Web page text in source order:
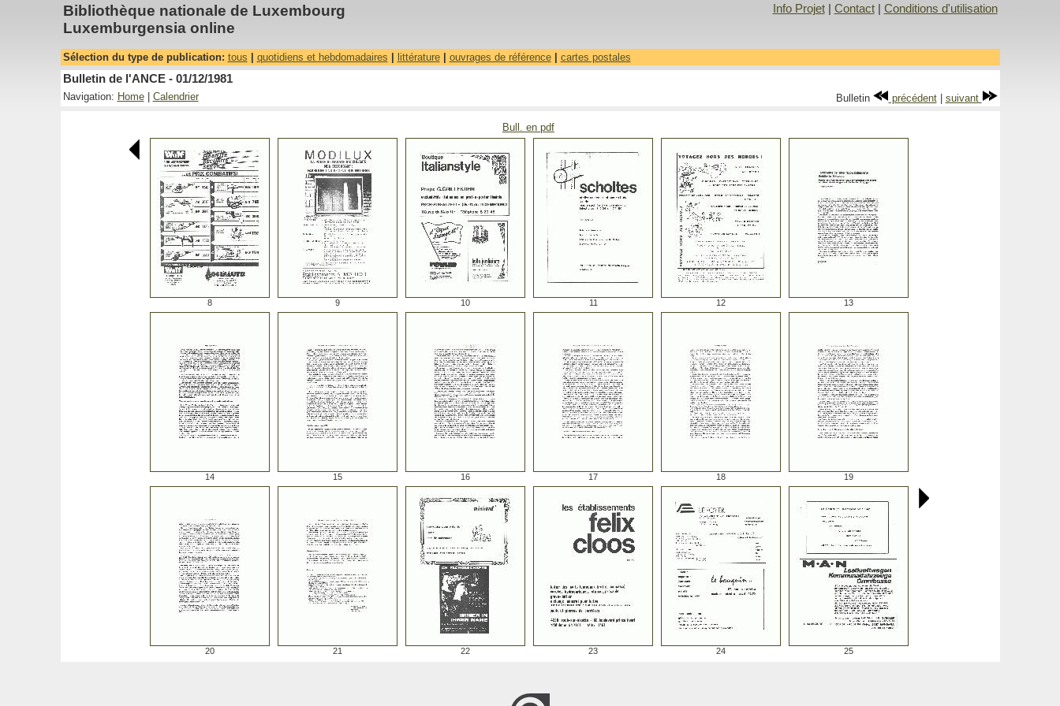
Bibliothèque nationale de Luxembourg
Luxemburgensia online
Info Projet| Contact| Conditions d'utilisation
Sélection du type de publication: tous quotidiens et hebdomadaires littérature| ouvrages de référence| cartes postales
Bulletin de l'ANCE - 01/12/1981
Navigation: Home| Calendrier Bulletin précédent| suivant
Bull. en pdf
8 9 10 11 12 13
14 15 16 17 18 19
20 21 22 23 24 25